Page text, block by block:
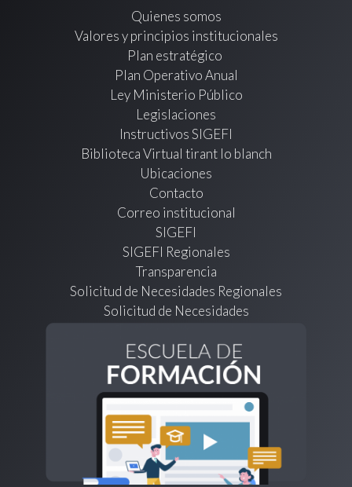
Quienes somos
Valores y principios institucionales
Plan estratégico
Plan Operativo Anual
Ley Ministerio Público
Legislaciones
Instructivos SIGEFI
Biblioteca Virtual tirant lo blanch
Ubicaciones
Contacto
Correo institucional
SIGEFI
SIGEFI Regionales
Transparencia
Solicitud de Necesidades Regionales
Solicitud de Necesidades